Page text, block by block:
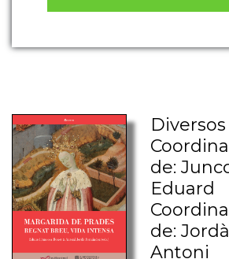
de:
Eduard
de:
Antoni